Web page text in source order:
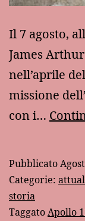
Il 7 agosto,
James
nell’aprile
missione
con i…
Pubblicato
Categorie:
storia
TaggatoApollo